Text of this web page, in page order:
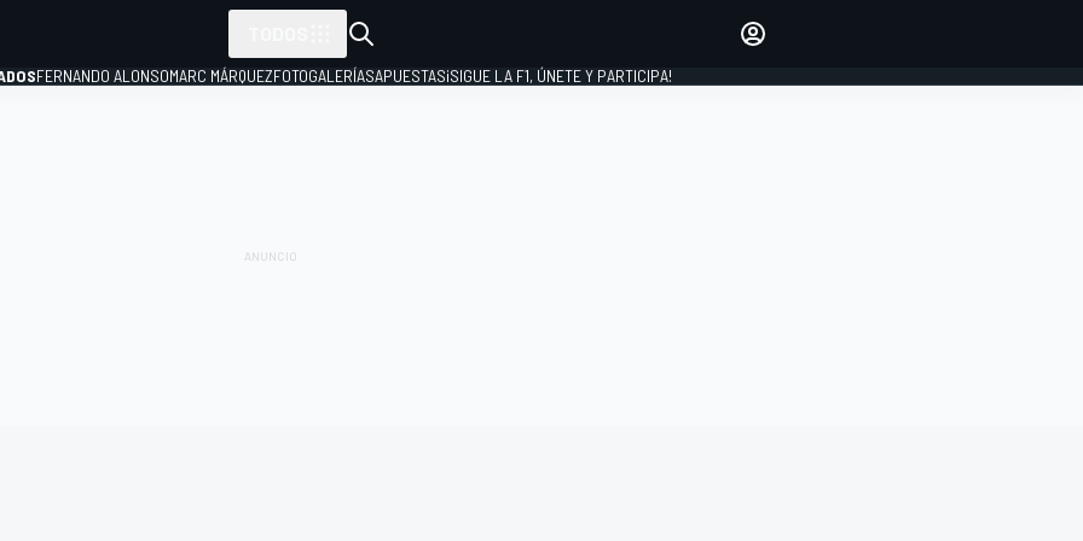
FERNANDO ALONSOMARC MÁRQUEZFOTOGALERÍASAPUESTAS¡SIGUE LA F1, ÚNETE Y PARTICIPA!